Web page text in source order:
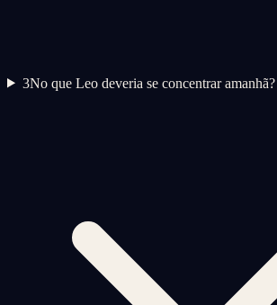
3No que Leo deveria se concentrar amanhã?